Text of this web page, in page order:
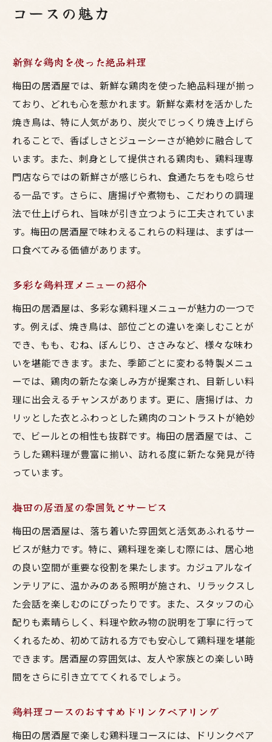
居酒屋で味わう梅田の絶品鶏料理コース体験
焼き鳥の魅力とその楽しみ方
唐揚げの絶妙な味わい
煮物で味わう鶏料理の深み
鶏刺身の新鮮さと美味しさ
コースの締めにぴったりの一品
至福のひととき梅田で堪能する鶏料理コース
心温まる会話と美味しい鶏料理
友人や家族と楽しむ時間
リラックスした雰囲気で味わう料理
特別な日にぴったりの鶏料理コース
予算に合わせたコースの選び方
梅田の居酒屋で心温まる鶏料理コースを味わう
居酒屋の魅力とその楽しみ方
鶏料理コースの選び方
居酒屋スタッフのおすすめメニュー
心地よいサービスとおもてなし
リピートしたくなる鶏料理の秘密
梅田の居酒屋での最適な過ごし方
友人と楽しむ梅田の居酒屋での鶏料理コース
友人との絆を深める鶏料理コース
シェアして楽しむ鶏料理の魅力
ワイワイ楽しめる居酒屋の雰囲気
一緒に行く友人へのおすすめ
次回の訪問に向けた計画
梅田の居酒屋で多彩な鶏料理を満喫する方法
初めての人におすすめのメニュー
常連が教える通な注文方法
季節ごとのおすすめ料理
特別な日のためのプランニング
コースの魅力
新鮮な鶏肉を使った絶品料理
梅田の居酒屋では、新鮮な鶏肉を使った絶品料理が揃っ
ており、どれも心を惹かれます。新鮮な素材を活かした
焼き鳥は、特に人気があり、炭火でじっくり焼き上げら
れることで、香ばしさとジューシーさが絶妙に融合して
います。また、刺身として提供される鶏肉も、鶏料理専
門店ならではの新鮮さが感じられ、食通たちをも唸らせ
る一品です。さらに、唐揚げや煮物も、こだわりの調理
法で仕上げられ、旨味が引き立つように工夫されていま
す。梅田の居酒屋で味わえるこれらの料理は、まずは一
口食べてみる価値があります。
多彩な鶏料理メニューの紹介
梅田の居酒屋は、多彩な鶏料理メニューが魅力の一つで
す。例えば、焼き鳥は、部位ごとの違いを楽しむことが
でき、もも、むね、ぼんじり、ささみなど、様々な味わ
いを堪能できます。また、季節ごとに変わる特製メニュ
ーでは、鶏肉の新たな楽しみ方が提案され、目新しい料
理に出会えるチャンスがあります。更に、唐揚げは、カ
リッとした衣とふわっとした鶏肉のコントラストが絶妙
で、ビールとの相性も抜群です。梅田の居酒屋では、こ
うした鶏料理が豊富に揃い、訪れる度に新たな発見が待
っています。
梅田の居酒屋の雰囲気とサービス
梅田の居酒屋は、落ち着いた雰囲気と活気あふれるサー
ビスが魅力です。特に、鶏料理を楽しむ際には、居心地
の良い空間が重要な役割を果たします。カジュアルなイ
ンテリアに、温かみのある照明が施され、リラックスし
た会話を楽しむのにぴったりです。また、スタッフの心
配りも素晴らしく、料理や飲み物の説明を丁寧に行って
くれるため、初めて訪れる方でも安心して鶏料理を堪能
できます。居酒屋の雰囲気は、友人や家族との楽しい時
間をさらに引き立ててくれるでしょう。
鶏料理コースのおすすめドリンクペアリング
梅田の居酒屋で楽しむ鶏料理コースには、ドリンクペア